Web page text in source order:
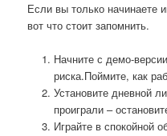
Если вы только начинаете
вот что стоит запомнить.
Начните с демо-
риска.Поймите, как
Установите дневной
проиграли –
Играйте в спокойной